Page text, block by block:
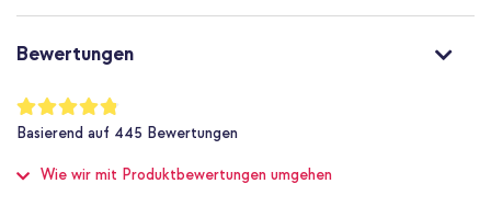
dem Tablet spielen können? Bestell dann die imoshion Kidsproof
Nein
8719295380309
air238028602
Bewertungen
Bewertung:
96
%
of
Basierend auf 445 Bewertungen
Wie wir mit Produktbewertungen umgehen